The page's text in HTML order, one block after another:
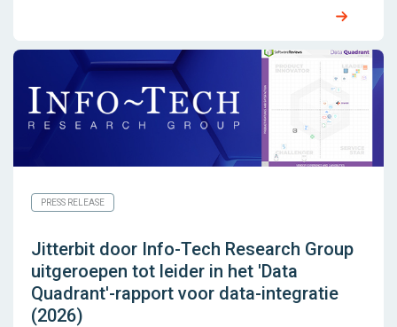
PRESS RELEASE
Jitterbit door Info-Tech Research Group
uitgeroepen tot leider in het 'Data
Quadrant'-rapport voor data-integratie
(2026)